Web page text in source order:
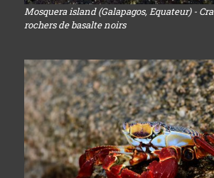
Mosquera island (Galapagos, Equateur) -
rochers de basalte noirs